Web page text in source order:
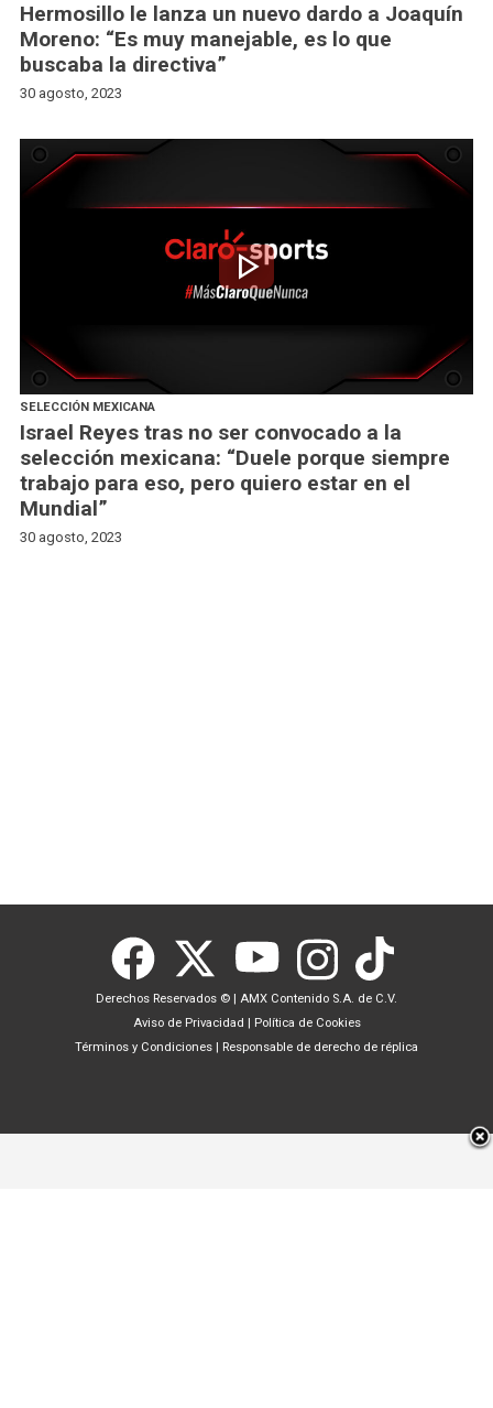
Hermosillo le lanza un nuevo dardo a Joaquín
Moreno: “Es muy manejable, es lo que
buscaba la directiva”
30 agosto, 2023
play_arrow
SELECCIÓN MEXICANA
Israel Reyes tras no ser convocado a la
selección mexicana: “Duele porque siempre
trabajo para eso, pero quiero estar en el
Mundial”
30 agosto, 2023
Derechos Reservados ©
AMX Contenido S.A. de C.V.
Aviso de Privacidad
Política de Cookies
Términos y Condiciones
Responsable de derecho de réplica